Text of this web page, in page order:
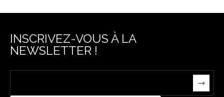
INSCRIVEZ-VOUS À LA
NEWSLETTER !